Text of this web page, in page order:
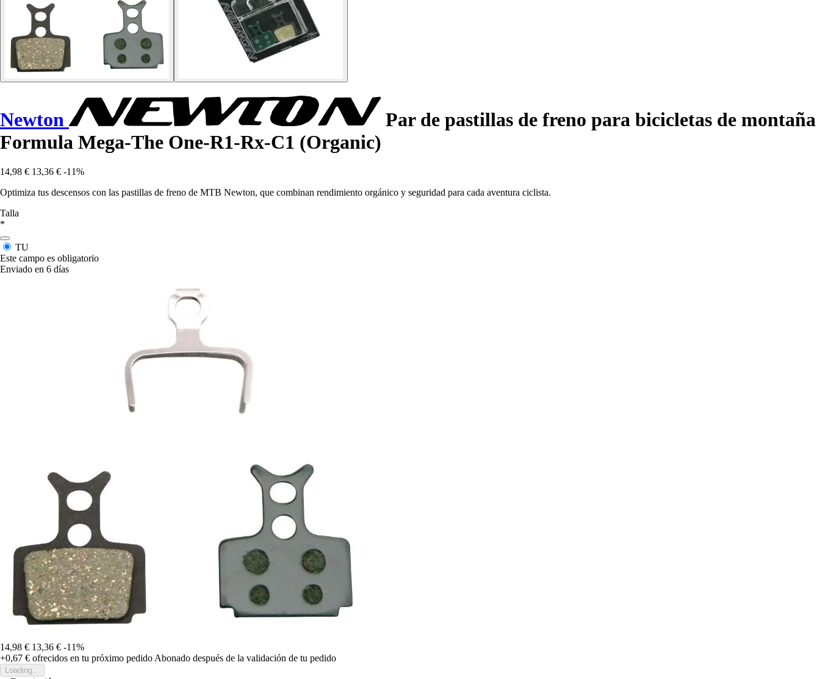
Newton
Par de pastillas de freno para bicicletas de montaña
Formula Mega-The One-R1-Rx-C1 (Organic)
14,98 € 13,36 € -11%
Optimiza tus descensos con las pastillas de freno de MTB Newton, que combinan rendimiento orgánico y seguridad para cada aventura ciclista.
Talla
*
TU
Este campo es obligatorio
Enviado en 6 días
14,98 € 13,36 € -11%
+0,67 € ofrecidos en tu próximo pedido Abonado después de la validación de tu pedido
Loading...